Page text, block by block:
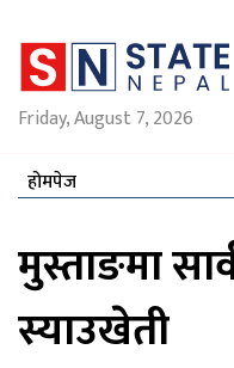
Friday, August 7, 2026
होमपेज
मुस्ताङमा
स्याउखेती